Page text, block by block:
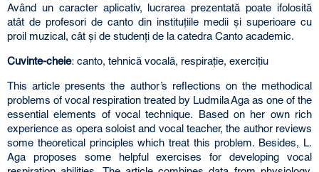
Având un caracter aplicativ, lucrarea prezentată poate ifolosită
atât de profesori de canto din instituţiile medii şi superioare cu
proil muzical, cât şi de studenţi de la catedra Canto academic.
Cuvinte-cheie: canto, tehnică vocală, respiraţie, exerciţiu
This article presents the author’s reflections on the methodical
problems of vocal respiration treated by Ludmila Aga as one of the
essential elements of vocal technique. Based on her own rich
experience as opera soloist and vocal teacher, the author reviews
some theoretical principles which treat this problem. Besides, L.
Aga proposes some helpful exercises for developing vocal